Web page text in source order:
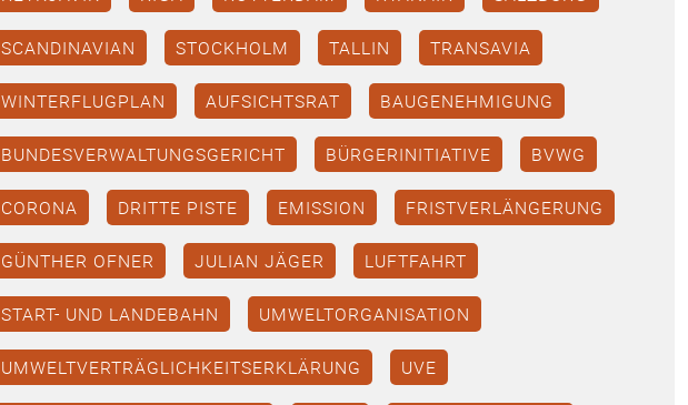
SCANDINAVIAN STOCKHOLM TALLIN TRANSAVIA
WINTERFLUGPLAN AUFSICHTSRAT BAUGENEHMIGUNG
BUNDESVERWALTUNGSGERICHT BÜRGERINITIATIVE BVWG
CORONA DRITTE PISTE EMISSION FRISTVERLÄNGERUNG
GÜNTHER OFNER JULIAN JÄGER LUFTFAHRT
START- UND LANDEBAHN UMWELTORGANISATION
UMWELTVERTRÄGLICHKEITSERKLÄRUNG UVE